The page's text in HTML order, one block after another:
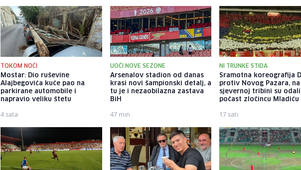
TOKOM NOĆI
Mostar: Dio ruševine
Alajbegovića kuće pao na
parkirane automobile i
napravio veliku štetu
4 sata
UOČI NOVE SEZONE
Arsenalov stadion od danas
krasi novi šampionski detalj, a
tu je i nezaobilazna zastava
BiH
47 min
NI TRUNKE STIDA
Sramotna koreografija
protiv Novog Pazara, na
sjevernoj tribini su odali
počast zločincu Mladiću
17 sati